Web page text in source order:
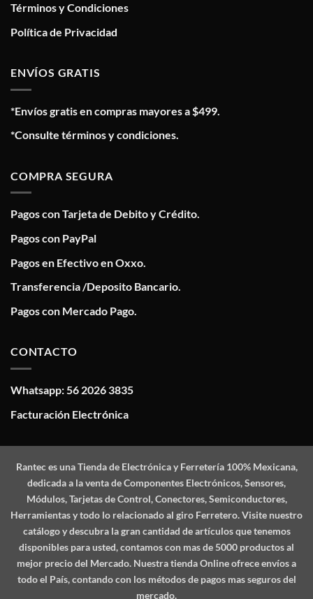
Términos y Condiciones
Política de Privacidad
ENVÍOS GRATIS
*Envíos gratis en compras mayores a $499.
*Consulte términos y condiciones.
COMPRA SEGURA
Pagos con Tarjeta de Debito y Crédito.
Pagos con PayPal
Pagos en Efectivo en Oxxo.
Transferencia /Deposito Bancario.
Pagos con Mercado Pago.
CONTACTO
Whatsapp: 56 2026 3835
Facturación Electrónica
Ranteces una Tienda de Electrónica y Ferretería 100% Mexicana,
dedicada a la venta de Componentes Electrónicos, Sensores,
Módulos, Tarjetas de Control, Conectores, Semiconductores,
Herramientas y todo lo relacionado al giro Ferretero. Visite nuestro
catálogo y descubra la gran cantidad de artículos que tenemos
disponibles para usted, contamos con mas de 5000 productos al
mejor precio del Mercado. Nuestra tienda Online ofrece envíos a
todo el País, contando con los métodos de pagos mas seguros del
mercado.